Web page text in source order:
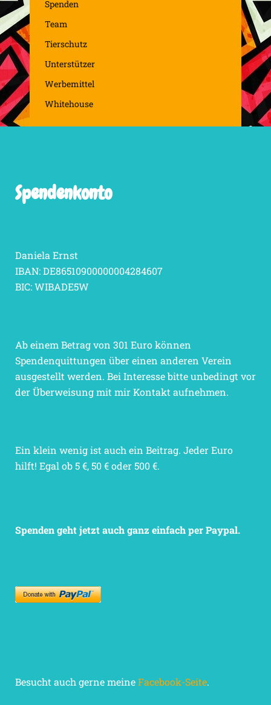
Spenden
Team
Tierschutz
Unterstützer
Werbemittel
Whitehouse
Spendenkonto
Daniela Ernst
IBAN: DE86510900000004284607
BIC: WIBADE5W
Ab einem Betrag von 301 Euro können
Spendenquittungen über einen anderen Verein
ausgestellt werden. Bei Interesse bitte unbedingt vor
der Überweisung mit mir Kontakt aufnehmen.
Ein klein wenig ist auch ein Beitrag. Jeder Euro
hilft! Egal ob 5 €, 50 € oder 500 €.
Spenden geht jetzt auch ganz einfach per Paypal.
Besucht auch gerne meineFacebook-Seite.